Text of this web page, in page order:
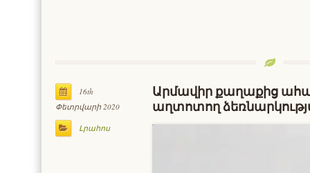
16th
Փետրվարի 2020
Լրահոս
Արմավիր քաղաքից
աղտոտող